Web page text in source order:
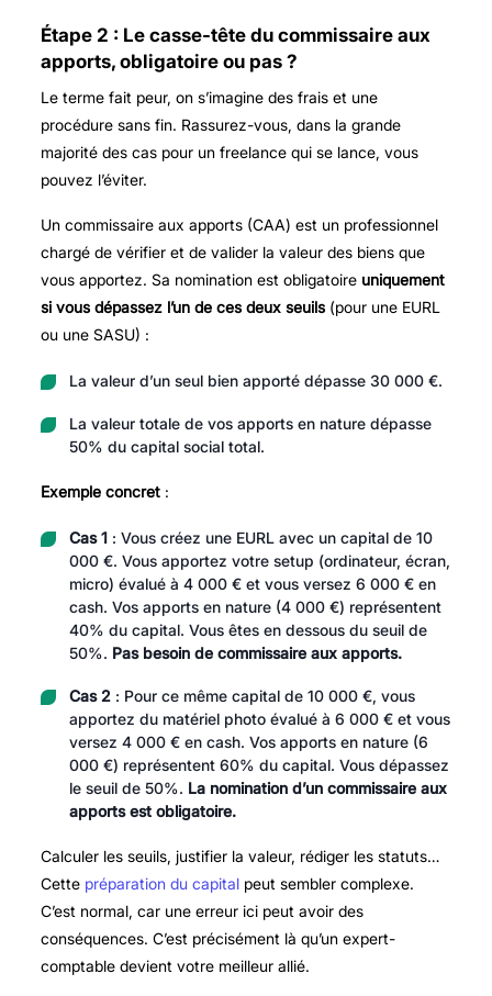
Étape 2 : Le casse-tête du commissaire aux
apports, obligatoire ou pas ?
Le terme fait peur, on s’imagine des frais et une
procédure sans fin. Rassurez-vous, dans la grande
majorité des cas pour un freelance qui se lance, vous
pouvez l’éviter.
Un commissaire aux apports (CAA) est un professionnel
chargé de vérifier et de valider la valeur des biens que
vous apportez. Sa nomination est obligatoire uniquement
si vous dépassez l’un de ces deux seuils(pour une EURL
ou une SASU) :
La valeur d’un seul bien apporté dépasse 30 000 €.
La valeur totale de vos apports en nature dépasse
50% du capital social total.
Exemple concret:
Cas 1: Vous créez une EURL avec un capital de 10
000 €. Vous apportez votre setup (ordinateur, écran,
micro) évalué à 4 000 € et vous versez 6 000 € en
cash. Vos apports en nature (4 000 €) représentent
40% du capital. Vous êtes en dessous du seuil de
50%. Pas besoin de commissaire aux apports.
Cas 2: Pour ce même capital de 10 000 €, vous
apportez du matériel photo évalué à 6 000 € et vous
versez 4 000 € en cash. Vos apports en nature (6
000 €) représentent 60% du capital. Vous dépassez
le seuil de 50%. La nomination d’un commissaire aux
apports est obligatoire.
Calculer les seuils, justifier la valeur, rédiger les statuts…
Cette préparation du capitalpeut sembler complexe.
C’est normal, car une erreur ici peut avoir des
conséquences. C’est précisément là qu’un expert-
comptable devient votre meilleur allié.